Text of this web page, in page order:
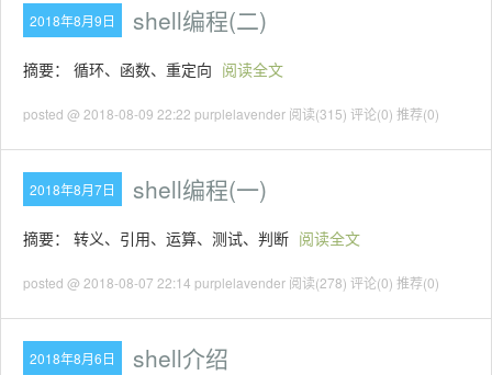
2018年8月9日 shell编程(二)
摘要： 循环、函数、重定向 阅读全文
posted @ 2018-08-09 22:22 purplelavender 阅读(315) 评论(0) 推荐(0)
2018年8月7日 shell编程(一)
摘要： 转义、引用、运算、测试、判断 阅读全文
posted @ 2018-08-07 22:14 purplelavender 阅读(278) 评论(0) 推荐(0)
2018年8月6日 shell介绍